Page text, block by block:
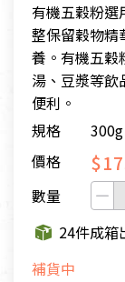
有機五穀粉選
整保留穀物精
養。有機五穀
湯、豆漿等飲
便利。
規格
300g
價格
數量
24件成箱
補貨中